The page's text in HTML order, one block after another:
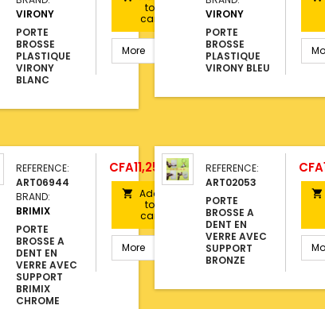
VIRONY
PORTE
BROSSE
PLASTIQUE
VIRONY
BLANC
to
cart
More
VIRONY
PORTE
BROSSE
PLASTIQUE
VIRONY BLEU
REFERENCE:
ART06944
BRAND:
BRIMIX
PORTE
BROSSE A
DENT EN
VERRE AVEC
SUPPORT
BRIMIX
CHROME
Price
CFA11,250.00

Add
to
cart
More
REFERENCE:
ART02053
PORTE
BROSSE A
DENT EN
VERRE AVEC
SUPPORT
BRONZE
